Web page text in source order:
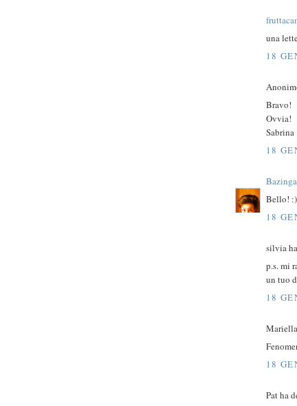
una
18
Bravo!
Ovvia!
Sabrina
18
Bello!
18
silvia
p.s. mi
un tuo
18
18
Pat ha